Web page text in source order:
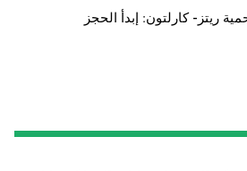
ريتز- كارلتون: إبدأ الحجز